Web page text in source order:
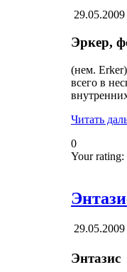
29.05.2009
Эркер,
(нем.
всего в
Читать
0
Your rating:
29.05.2009